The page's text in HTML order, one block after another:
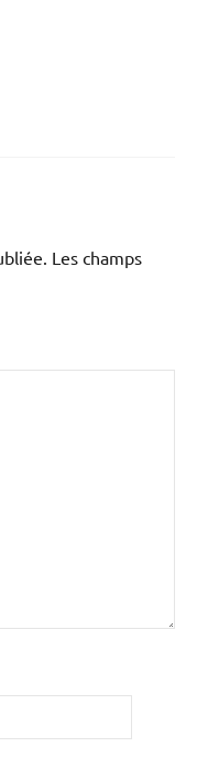
Les champs